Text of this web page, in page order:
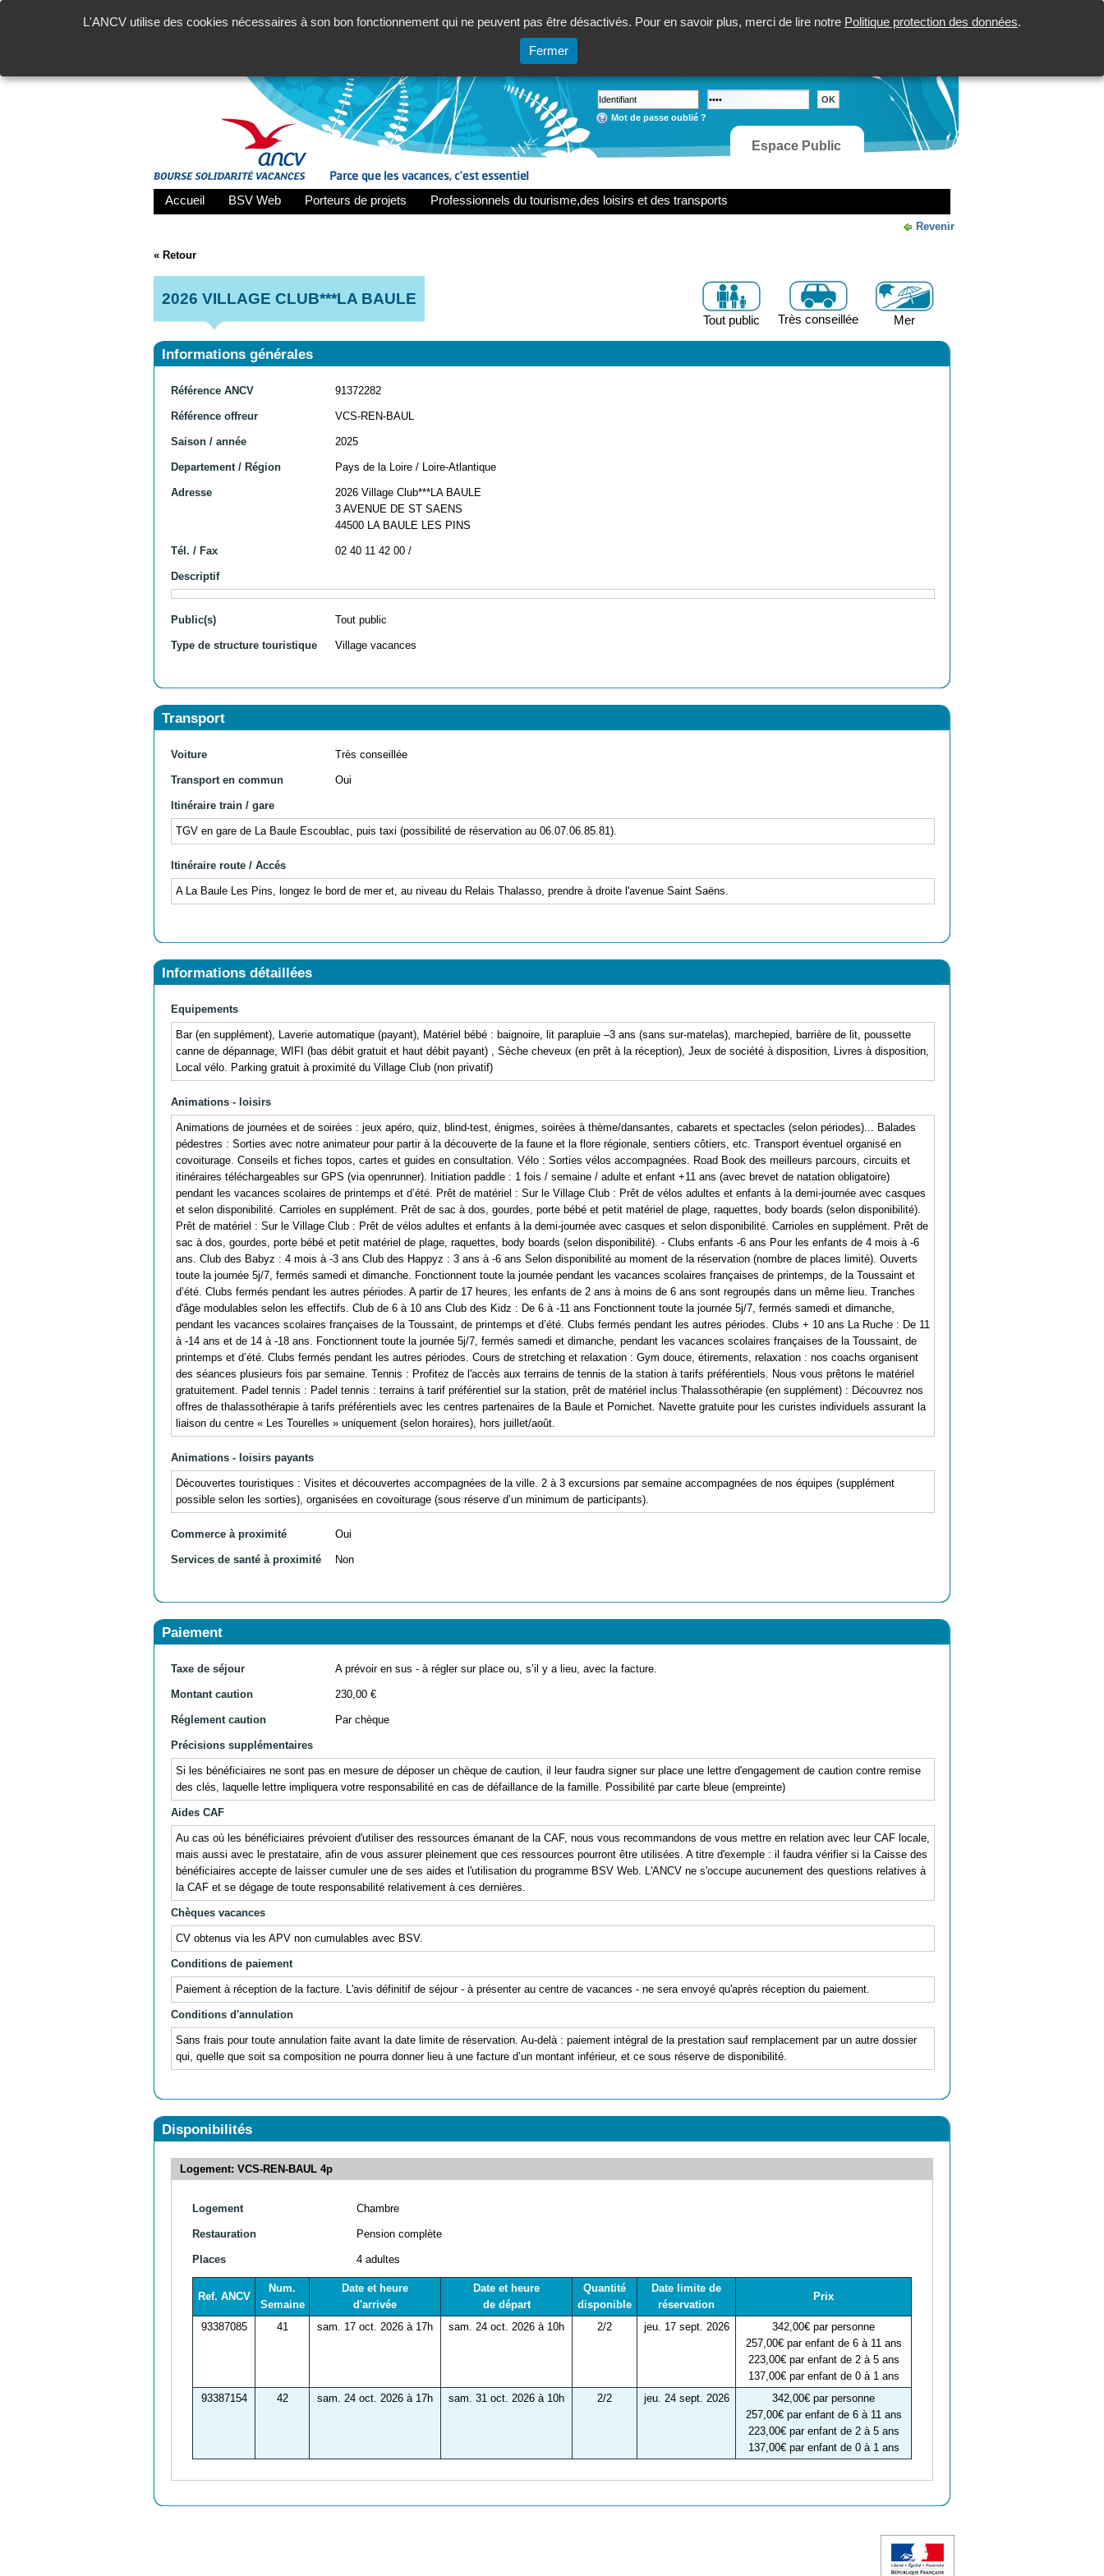
L'ANCV utilise des cookies nécessaires à son bon fonctionnement qui ne peuvent pas être désactivés. Pour en savoir plus, merci de lire notre Politique protection des données.
Fermer
Mot de passe oublié ?
Espace Public
Accueil BSV Web Porteurs de projets Professionnels du tourisme,des loisirs et des transports
Revenir
« Retour
2026 VILLAGE CLUB***LA BAULE
Mer
Très conseillée
Tout public
Informations générales
Référence ANCV 91372282
Référence offreur VCS-REN-BAUL
Saison / année 2025
Departement / Région Pays de la Loire / Loire-Atlantique
Adresse
2026 Village Club***LA BAULE
3 AVENUE DE ST SAENS
44500 LA BAULE LES PINS
Tél. / Fax 02 40 11 42 00 /
Descriptif
Public(s) Tout public
Type de structure touristique Village vacances
Transport
Voiture Très conseillée
Transport en commun Oui
Itinéraire train / gare
TGV en gare de La Baule Escoublac, puis taxi (possibilité de réservation au 06.07.06.85.81).
Itinéraire route / Accés
A La Baule Les Pins, longez le bord de mer et, au niveau du Relais Thalasso, prendre à droite l'avenue Saint Saëns.
Informations détaillées
Equipements
Bar (en supplément), Laverie automatique (payant), Matériel bébé : baignoire, lit parapluie –3 ans (sans sur-matelas), marchepied, barrière de lit, poussette
canne de dépannage, WIFI (bas débit gratuit et haut débit payant) , Sèche cheveux (en prêt à la réception), Jeux de société à disposition, Livres à disposition,
Local vélo. Parking gratuit à proximité du Village Club (non privatif)
Animations - loisirs
Animations de journées et de soirées : jeux apéro, quiz, blind-test, énigmes, soirées à thème/dansantes, cabarets et spectacles (selon périodes)... Balades
pédestres : Sorties avec notre animateur pour partir à la découverte de la faune et la flore régionale, sentiers côtiers, etc. Transport éventuel organisé en
covoiturage. Conseils et fiches topos, cartes et guides en consultation. Vélo : Sorties vélos accompagnées. Road Book des meilleurs parcours, circuits et
itinéraires téléchargeables sur GPS (via openrunner). Initiation paddle : 1 fois / semaine / adulte et enfant +11 ans (avec brevet de natation obligatoire)
pendant les vacances scolaires de printemps et d’été. Prêt de matériel : Sur le Village Club : Prêt de vélos adultes et enfants à la demi-journée avec casques
et selon disponibilité. Carrioles en supplément. Prêt de sac à dos, gourdes, porte bébé et petit matériel de plage, raquettes, body boards (selon disponibilité).
Prêt de matériel : Sur le Village Club : Prêt de vélos adultes et enfants à la demi-journée avec casques et selon disponibilité. Carrioles en supplément. Prêt de
sac à dos, gourdes, porte bébé et petit matériel de plage, raquettes, body boards (selon disponibilité). - Clubs enfants -6 ans Pour les enfants de 4 mois à -6
ans. Club des Babyz : 4 mois à -3 ans Club des Happyz : 3 ans à -6 ans Selon disponibilité au moment de la réservation (nombre de places limité). Ouverts
toute la journée 5j/7, fermés samedi et dimanche. Fonctionnent toute la journée pendant les vacances scolaires françaises de printemps, de la Toussaint et
d’été. Clubs fermés pendant les autres périodes. A partir de 17 heures, les enfants de 2 ans à moins de 6 ans sont regroupés dans un même lieu. Tranches
d'âge modulables selon les effectifs. Club de 6 à 10 ans Club des Kidz : De 6 à -11 ans Fonctionnent toute la journée 5j/7, fermés samedi et dimanche,
pendant les vacances scolaires françaises de la Toussaint, de printemps et d’été. Clubs fermés pendant les autres périodes. Clubs + 10 ans La Ruche : De 11
à -14 ans et de 14 à -18 ans. Fonctionnent toute la journée 5j/7, fermés samedi et dimanche, pendant les vacances scolaires françaises de la Toussaint, de
printemps et d’été. Clubs fermés pendant les autres périodes. Cours de stretching et relaxation : Gym douce, étirements, relaxation : nos coachs organisent
des séances plusieurs fois par semaine. Tennis : Profitez de l'accès aux terrains de tennis de la station à tarifs préférentiels. Nous vous prêtons le matériel
gratuitement. Padel tennis : Padel tennis : terrains à tarif préférentiel sur la station, prêt de matériel inclus Thalassothérapie (en supplément) : Découvrez nos
offres de thalassothérapie à tarifs préférentiels avec les centres partenaires de la Baule et Pornichet. Navette gratuite pour les curistes individuels assurant la
liaison du centre « Les Tourelles » uniquement (selon horaires), hors juillet/août.
Animations - loisirs payants
Découvertes touristiques : Visites et découvertes accompagnées de la ville. 2 à 3 excursions par semaine accompagnées de nos équipes (supplément
possible selon les sorties), organisées en covoiturage (sous réserve d’un minimum de participants).
Commerce à proximité Oui
Services de santé à proximité Non
Paiement
Taxe de séjour A prévoir en sus - à régler sur place ou, s’il y a lieu, avec la facture.
Montant caution 230,00 €
Réglement caution Par chèque
Précisions supplémentaires
Si les bénéficiaires ne sont pas en mesure de déposer un chèque de caution, il leur faudra signer sur place une lettre d'engagement de caution contre remise
des clés, laquelle lettre impliquera votre responsabilité en cas de défaillance de la famille. Possibilité par carte bleue (empreinte)
Aides CAF
Au cas où les bénéficiaires prévoient d'utiliser des ressources émanant de la CAF, nous vous recommandons de vous mettre en relation avec leur CAF locale,
mais aussi avec le prestataire, afin de vous assurer pleinement que ces ressources pourront être utilisées. A titre d'exemple : il faudra vérifier si la Caisse des
bénéficiaires accepte de laisser cumuler une de ses aides et l'utilisation du programme BSV Web. L'ANCV ne s'occupe aucunement des questions relatives à
la CAF et se dégage de toute responsabilité relativement à ces dernières.
Chèques vacances
CV obtenus via les APV non cumulables avec BSV.
Conditions de paiement
Paiement à réception de la facture. L'avis définitif de séjour - à présenter au centre de vacances - ne sera envoyé qu'après réception du paiement.
Conditions d'annulation
Sans frais pour toute annulation faite avant la date limite de réservation. Au-delà : paiement intégral de la prestation sauf remplacement par un autre dossier
qui, quelle que soit sa composition ne pourra donner lieu à une facture d’un montant inférieur, et ce sous réserve de disponibilité.
Disponibilités
Logement: VCS-REN-BAUL 4p
Logement Chambre
Restauration Pension complète
Places 4 adultes
Ref. ANCV
Num.
Semaine
Date et heure
d'arrivée
Date et heure
de départ
Quantité
disponible
Date limite de
réservation
Prix
93387085 41 sam. 17 oct. 2026 à 17h sam. 24 oct. 2026 à 10h 2/2 jeu. 17 sept. 2026
342,00€ par personne
257,00€ par enfant de 6 à 11 ans
223,00€ par enfant de 2 à 5 ans
137,00€ par enfant de 0 à 1 ans
93387154
42 sam. 24 oct. 2026 à 17h sam. 31 oct. 2026 à 10h 2/2 jeu. 24 sept. 2026
342,00€ par personne
257,00€ par enfant de 6 à 11 ans
223,00€ par enfant de 2 à 5 ans
137,00€ par enfant de 0 à 1 ans